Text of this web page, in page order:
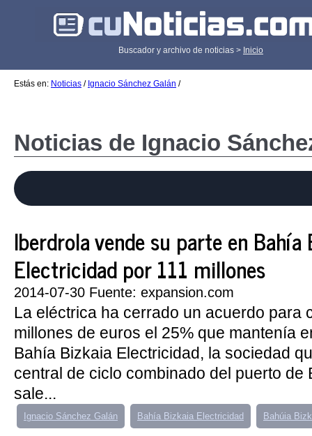
Buscador y archivo de noticias > Inicio
Estás en: Noticias / Ignacio Sánchez Galán /
Noticias de Ignacio
Iberdrola vende su parte en Bahía
Electricidad por 111 millones
2014-07-30 Fuente: expansion.com
La eléctrica ha cerrado un acuerdo para
millones de euros el 25% que mantenía
Bahía Bizkaia Electricidad, la sociedad
central de ciclo combinado del puerto de
sale...
Ignacio Sánchez Galán Bahía Bizkaia Electricidad Bahúia